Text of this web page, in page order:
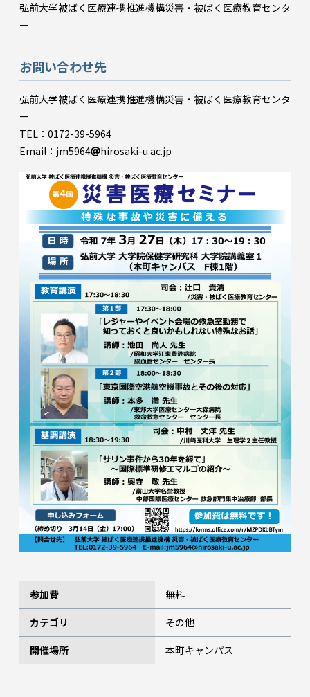
弘前大学被ばく医療連携推進機構災害・被ばく医療教育センタ
ー
お問い合わせ先
弘前大学被ばく医療連携推進機構災害・被ばく医療教育センタ
ー
TEL：0172-39-5964
Email：jm5964
hirosaki-u.ac.jp
参加費
無料
カテゴリ
その他
開催場所
本町キャンパス